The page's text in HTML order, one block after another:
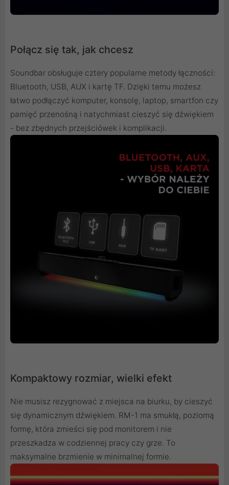
Połącz się tak, jak chcesz
Soundbar obsługuje cztery popularne metody łączności:
Bluetooth, USB, AUX i kartę TF. Dzięki temu możesz
łatwo podłączyć komputer, konsolę, laptop, smartfon czy
pamięć przenośną i natychmiast cieszyć się dźwiękiem
- bez zbędnych przejściówek i komplikacji.
Kompaktowy rozmiar, wielki efekt
Nie musisz rezygnować z miejsca na biurku, by cieszyć
się dynamicznym dźwiękiem. RM-1 ma smukłą, poziomą
formę, która zmieści się pod monitorem i nie
przeszkadza w codziennej pracy czy grze. To
maksymalne brzmienie w minimalnej formie.